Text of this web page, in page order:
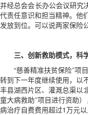
并经总会会长办公会议研究
代责任意识和担当精神。他
发放到位。可以说两家保险
三、创新救助模式，科
“慈善精准扶贫保险”项
转到下一年度继续使用，以
丰县湖西片区、灌溉总渠以
童大病救助”项目进行资助
病治疗自费费用超过1万元